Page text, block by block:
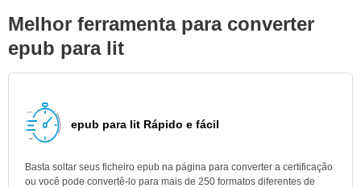
Melhor ferramenta para converter
epub para lit
epub para lit Rápido e fácil
Basta soltar seus ficheiro epub na página para converter a certificação
ou você pode convertê-lo para mais de 250 formatos diferentes de